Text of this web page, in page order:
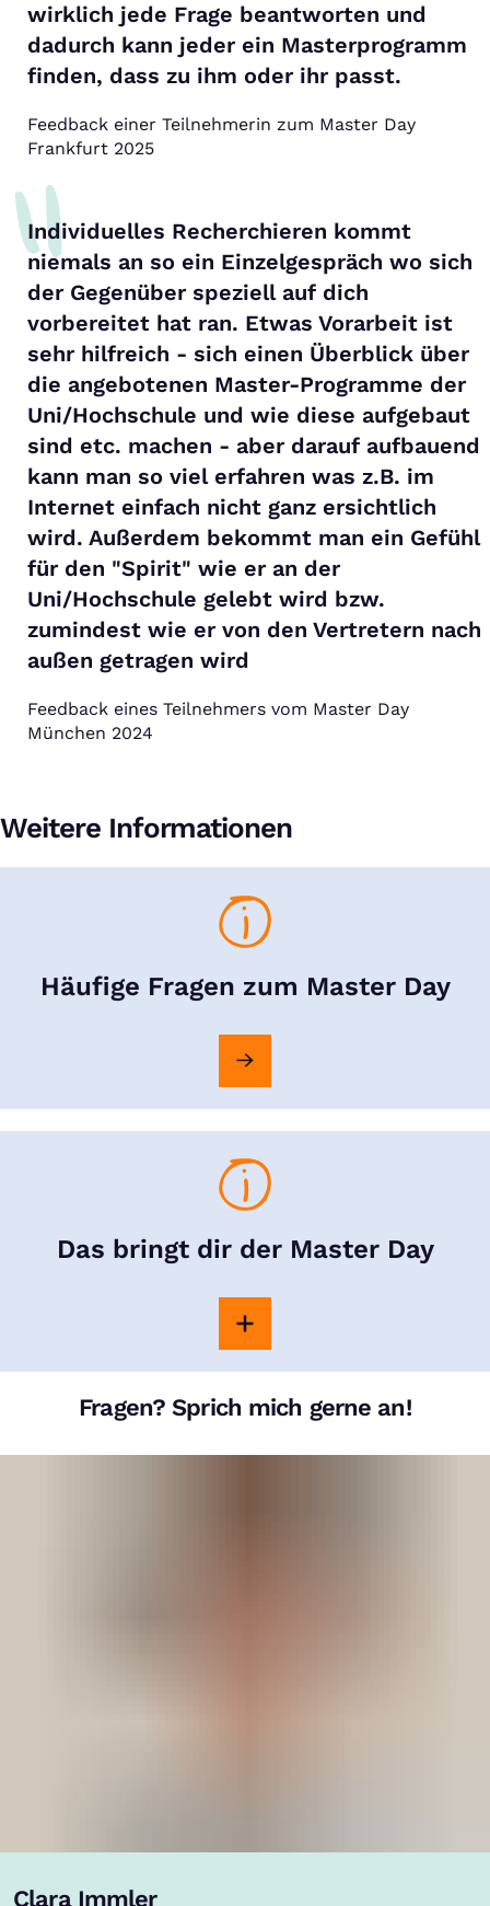
wirklich jede Frage beantworten und
dadurch kann jeder ein Masterprogramm
finden, dass zu ihm oder ihr passt.
Feedback einer Teilnehmerin zum Master Day
Frankfurt 2025
Individuelles Recherchieren kommt
niemals an so ein Einzelgespräch wo sich
der Gegenüber speziell auf dich
vorbereitet hat ran. Etwas Vorarbeit ist
sehr hilfreich - sich einen Überblick über
die angebotenen Master-Programme der
Uni/Hochschule und wie diese aufgebaut
sind etc. machen - aber darauf aufbauend
kann man so viel erfahren was z.B. im
Internet einfach nicht ganz ersichtlich
wird. Außerdem bekommt man ein Gefühl
für den "Spirit" wie er an der
Uni/Hochschule gelebt wird bzw.
zumindest wie er von den Vertretern nach
außen getragen wird
Feedback eines Teilnehmers vom Master Day
München 2024
Weitere Informationen
Häufige Fragen zum Master Day
Das bringt dir der Master Day
Fragen? Sprich mich gerne an!
Clara Immler